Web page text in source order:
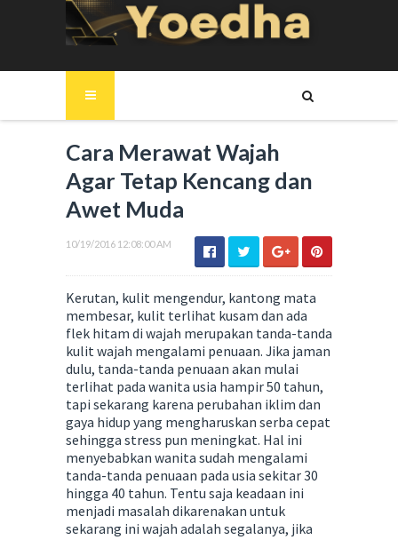
Cara Merawat Wajah
Agar Tetap Kencang dan
Awet Muda
10/19/2016 12:08:00 AM
Kerutan, kulit mengendur, kantong mata
membesar, kulit terlihat kusam dan ada
flek hitam di wajah merupakan tanda-tanda
kulit wajah mengalami penuaan. Jika jaman
dulu, tanda-tanda penuaan akan mulai
terlihat pada wanita usia hampir 50 tahun,
tapi sekarang karena perubahan iklim dan
gaya hidup yang mengharuskan serba cepat
sehingga stress pun meningkat. Hal ini
menyebabkan wanita sudah mengalami
tanda-tanda penuaan pada usia sekitar 30
hingga 40 tahun. Tentu saja keadaan ini
menjadi masalah dikarenakan untuk
sekarang ini wajah adalah segalanya, jika